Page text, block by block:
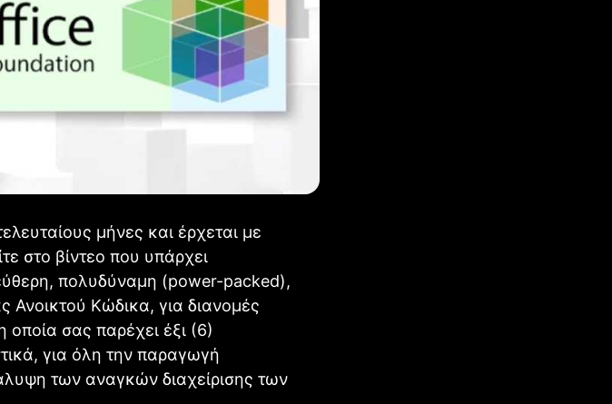
μήνες και έρχεται με
στο βίντεο που υπάρχει
πολυδύναμη (power-packed),
Ανοικτού Κώδικα, για διανομές
σας παρέχει έξι (6)
για όλη την παραγωγή
των αναγκών διαχείρισης των